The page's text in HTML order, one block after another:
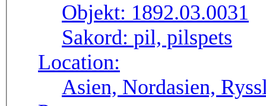
Objekt: 1892.03.0031
Sakord: pil, pilspets
Location:
Asien, Nordasien,